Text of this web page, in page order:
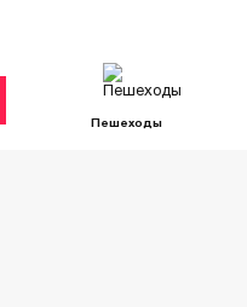
Пешеходы